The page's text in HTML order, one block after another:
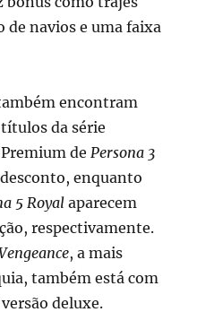
de navios e uma faixa
encontram
da série
de Persona 3
enquanto
5 Royal aparecem
respectivamente.
, a mais
também está com
deluxe.